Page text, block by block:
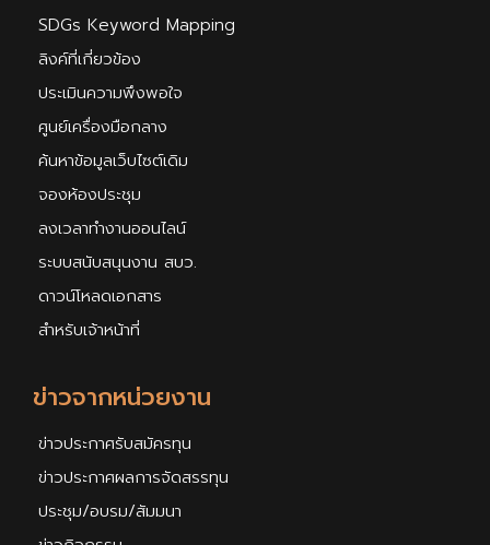
ข่าวจากหน่วยงาน
ข่าวประกาศรับสมัครทุน
ข่าวประกาศผลการจัดสรรทุน
ประชุม/อบรม/สัมมนา
SDGs Keyword Mapping
ลิงค์ที่เกี่ยวข้อง
ประเมินความพึงพอใจ
ศูนย์เครื่องมือกลาง
ค้นหาข้อมูลเว็บไซต์เดิม
จองห้องประชุม
ลงเวลาทำงานออนไลน์
ระบบสนับสนุนงาน สบว.
ดาวน์โหลดเอกสาร
สำหรับเจ้าหน้าที่